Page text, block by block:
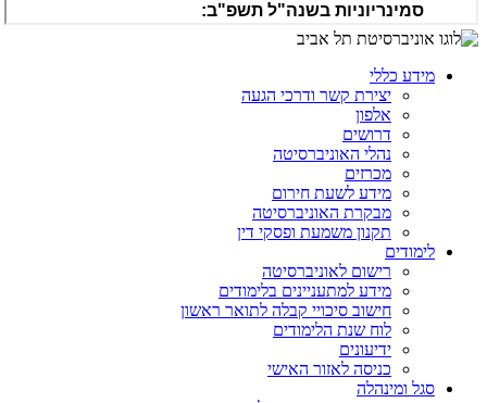
מידע כללי
יצירת קשר ודרכי הגעה
אלפון
דרושים
נהלי האוניברסיטה
מכרזים
מידע לשעת חירום
מבקרת האוניברסיטה
תקנון משמעת ופסקי דין
לימודים
רישום לאוניברסיטה
מידע למתעניינים בלימודים
חישוב סיכויי קבלה לתואר ראשון
לוח שנת הלימודים
ידיעונים
כניסה לאזור האישי
סגל ומינהלה